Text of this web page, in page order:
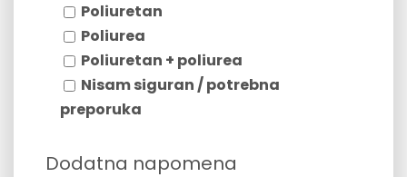
Poliuretan
Poliurea
Poliuretan + poliurea
Nisam siguran / potrebna
preporuka
Dodatna napomena